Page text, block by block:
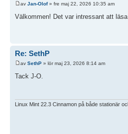
av Jan-Olof» fre maj 22, 2026 10:35 am
Välkommen! Det var intressant att läsa
Re: SethP
av SethP » lör maj 23, 2026 8:14 am
Tack J-O.
Linux Mint 22.3 Cinnamon på både stationär